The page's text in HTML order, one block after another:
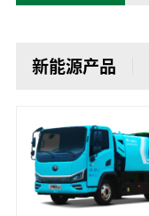
新能源产品